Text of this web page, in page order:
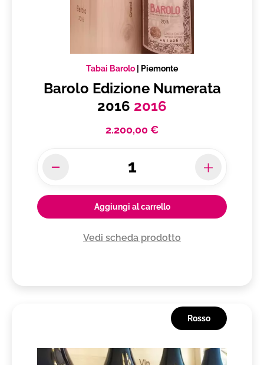
Tabai Barolo Piemonte
Barolo Edizione Numerata
2016 2016
2.200,00 €
Aggiungi al carrello
Vedi scheda prodotto
Rosso